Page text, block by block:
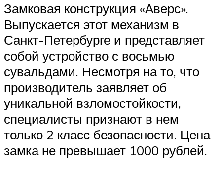
Замковая конструкция «Аверс».
Выпускается этот механизм в
Санкт-Петербурге и представляет
собой устройство с восьмью
сувальдами. Несмотря на то, что
производитель заявляет об
уникальной взломостойкости,
специалисты признают в нем
только 2 класс безопасности. Цена
замка не превышает 1000 рублей.